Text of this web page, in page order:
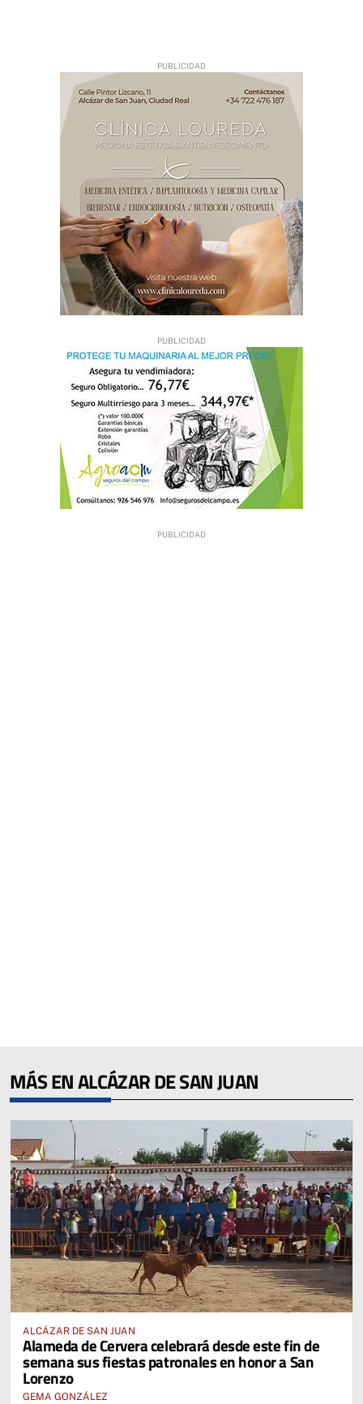
MÁS EN ALCÁZAR DE SAN JUAN
ALCÁZAR DE SAN JUAN
Alameda de Cervera celebrará desde este fin de
semana sus fiestas patronales en honor a San
Lorenzo
GEMA GONZÁLEZ